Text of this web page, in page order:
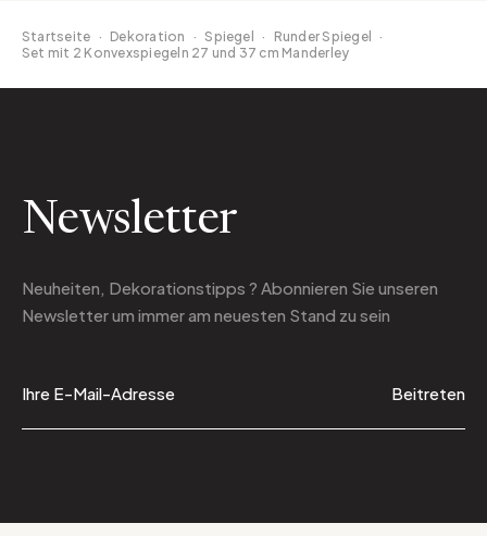
Startseite · Dekoration · Spiegel · Runder Spiegel
·
Set mit 2 Konvexspiegeln 27 und 37 cm Manderley
Newsletter
Neuheiten, Dekorationstipps ? Abonnieren Sie unseren
Newsletterum immer am neuesten Stand zu sein
Beitreten